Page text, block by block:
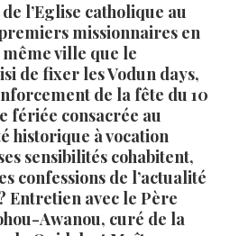
l’Eglise catholique au
missionnaires en
même ville que le
de fixer les Vodun days,
de la fête du 10
fériée consacrée au
historique à vocation
sensibilités cohabitent,
confessions de l’actualité
Entretien avec le Père
Awanou, curé de la